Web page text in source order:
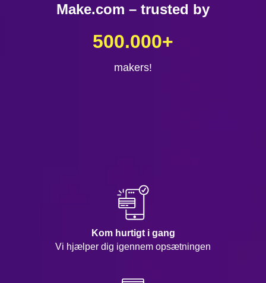
Make.com – trusted by
makers!
500.000+
Kom hurtigt i gang
Vi hjælper dig igennem opsætningen